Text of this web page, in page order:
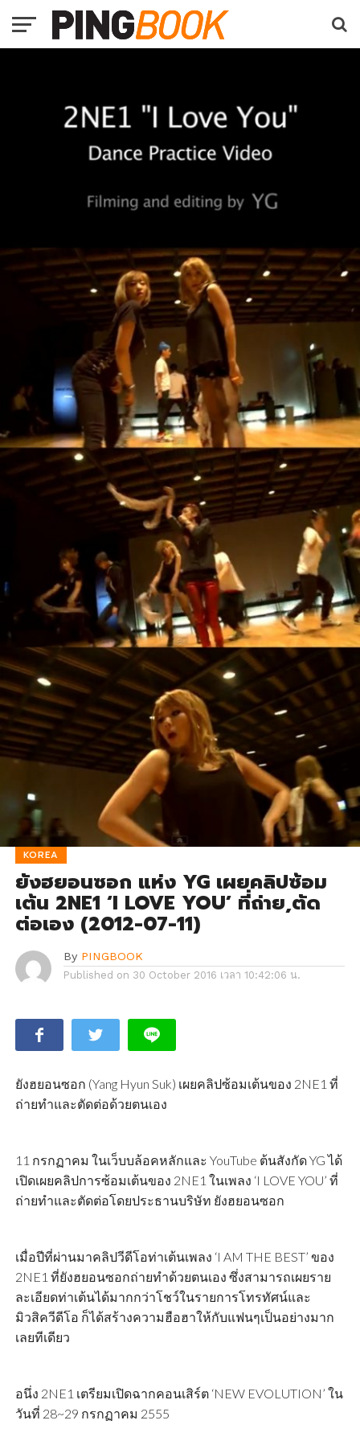
KOREA
ยังฮยอนซอก แห่ง YG เผยคลิปซ้อม
เต้น 2NE1 ‘I LOVE YOU’ ที่ถ่าย,ตัด
ต่อเอง (2012-07-11)
By PINGBOOK
Published on 30 October 2016 เวลา 10:42:06 น.
ยังฮยอนซอก (Yang Hyun Suk) เผยคลิปซ้อมเต้นของ 2NE1 ที่
ถ่ายทำและตัดต่อด้วยตนเอง
11 กรกฏาคม ในเว็บบล้อคหลักและ YouTube ต้นสังกัด YG ได้
เปิดเผยคลิปการซ้อมเต้นของ 2NE1 ในเพลง ‘I LOVE YOU’ ที่
ถ่ายทำและตัดต่อโดยประธานบริษัท ยังฮยอนซอก
เมื่อปีที่ผ่านมาคลิปวีดีโอท่าเต้นเพลง ‘I AM THE BEST’ ของ
2NE1 ที่ยังฮยอนซอกถ่ายทำด้วยตนเอง ซึ่งสามารถเผยราย
ละเอียดท่าเต้นได้มากกว่าโชว์ในรายการโทรทัศน์และ
มิวสิควีดีโอ ก็ได้สร้างความฮือฮาให้กับแฟนๆเป็นอย่างมาก
เลยทีเดียว
อนึ่ง 2NE1 เตรียมเปิดฉากคอนเสิร์ต ‘NEW EVOLUTION’ ใน
วันที่ 28~29 กรกฏาคม 2555